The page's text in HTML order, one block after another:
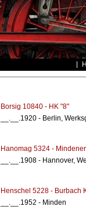
Borsig 10840 - HK "8"
__.__.1920 - Berlin,
Hanomag 5324 -
__.__.1908 - Hannover,
Henschel 5228 - Burbach
__.__.1952 - Minden